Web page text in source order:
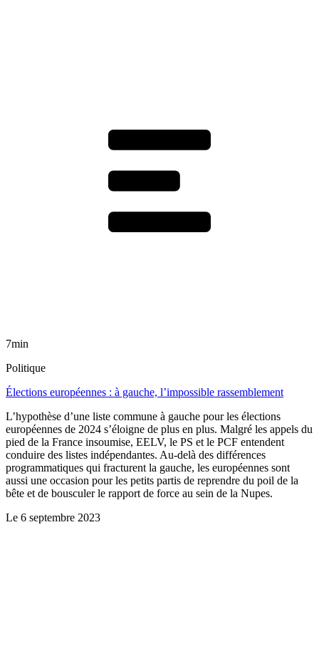
7min
Politique
Élections européennes : à gauche, l’impossible rassemblement
L’hypothèse d’une liste commune à gauche pour les élections
européennes de 2024 s’éloigne de plus en plus. Malgré les appels du
pied de la France insoumise, EELV, le PS et le PCF entendent
conduire des listes indépendantes. Au-delà des différences
programmatiques qui fracturent la gauche, les européennes sont
aussi une occasion pour les petits partis de reprendre du poil de la
bête et de bousculer le rapport de force au sein de la Nupes.
Le 6 septembre 2023